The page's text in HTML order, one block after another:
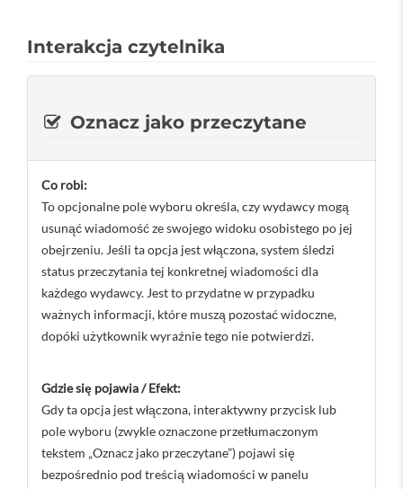
Interakcja czytelnika
Oznacz jako przeczytane
Co robi:
To opcjonalne pole wyboru określa, czy wydawcy mogą
usunąć wiadomość ze swojego widoku osobistego po jej
obejrzeniu. Jeśli ta opcja jest włączona, system śledzi
status przeczytania tej konkretnej wiadomości dla
każdego wydawcy. Jest to przydatne w przypadku
ważnych informacji, które muszą pozostać widoczne,
dopóki użytkownik wyraźnie tego nie potwierdzi.
Gdzie się pojawia / Efekt:
Gdy ta opcja jest włączona, interaktywny przycisk lub
pole wyboru (zwykle oznaczone przetłumaczonym
tekstem „Oznacz jako przeczytane”) pojawi się
bezpośrednio pod treścią wiadomości w panelu